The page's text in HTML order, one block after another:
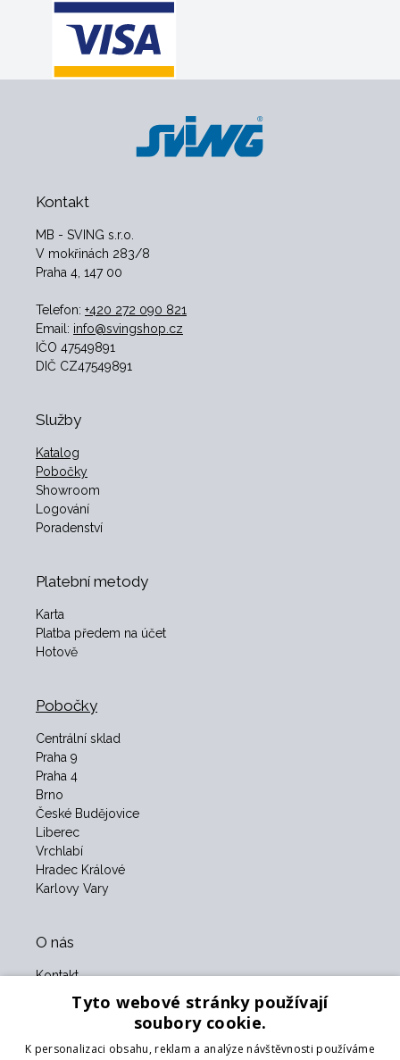
Kontakt
MB - SVING s.r.o.
V mokřinách 283/8
Praha 4, 147 00
Telefon: +420 272 090 821
Email: info@svingshop.cz
IČO 47549891
DIČ CZ47549891
Služby
Katalog
Pobočky
Showroom
Logování
Poradenství
Platební metody
Karta
Platba předem na účet
Hotově
Pobočky
Centrální sklad
Praha 9
Praha 4
Brno
České Budějovice
Liberec
Vrchlabí
Hradec Králové
Karlovy Vary
O nás
Kontakt
Obchodní podmínky
Naši partneři
Tyto webové stránky používají
soubory cookie.
K personalizaci obsahu, reklam a analýze návštěvnosti používáme